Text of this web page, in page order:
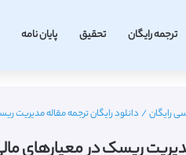
ترجمه رایگان تحقیق پایان نامه
رایگان/ دانلود رایگان ترجمه مقاله مدیریت